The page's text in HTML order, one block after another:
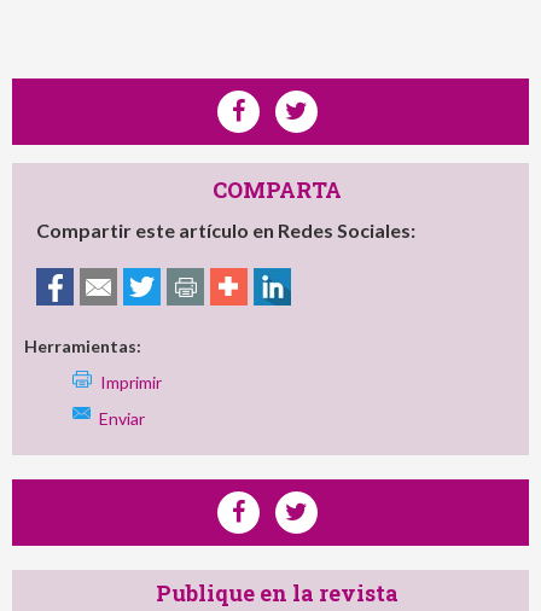
COMPARTA
Compartir este artículo en Redes Sociales:
Herramientas:
Imprimir
Enviar
Publique en la revista